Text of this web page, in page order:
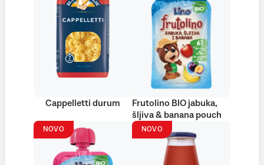
Cappelletti durum
Frutolino BIO jabuka,
šljiva & banana pouch
NOVO NOVO